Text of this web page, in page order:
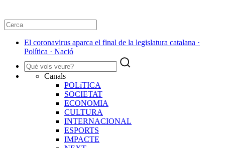
El coronavirus aparca el final de la legislatura catalana ·
Política · Nació
Canals
POLíTICA
SOCIETAT
ECONOMIA
CULTURA
INTERNACIONAL
ESPORTS
IMPACTE